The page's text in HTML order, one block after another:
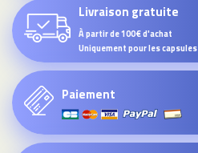
Livraison gratuite
À partir de 100€ d'achat
Uniquement pour les capsules
Paiement